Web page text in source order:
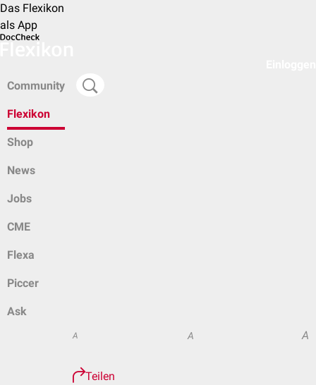
Das Flexikon
als App
Community
Flexikon
Shop
News
Jobs
CME
Flexa
Piccer
Ask
A A A
Teilen